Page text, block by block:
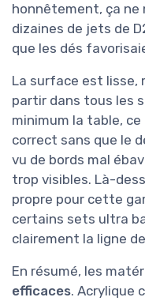
honnêtement, ça ne
dizaines de jets de
que les dés
La surface est lisse,
partir dans tous les
minimum la table,
correct sans que le
vu de bords mal
trop visibles. Là-
propre pour cette
certains sets ultra
clairement la ligne
En résumé, les
efficaces. Acrylique